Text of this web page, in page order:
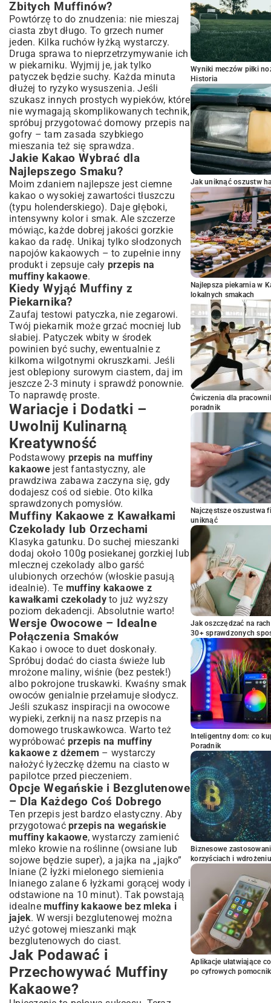
Zbitych Muffinów?
Powtórzę to do znudzenia: nie mieszaj
ciasta zbyt długo. To grzech numer
jeden. Kilka ruchów łyżką wystarczy.
Druga sprawa to nieprzetrzymywanie ich
w piekarniku. Wyjmij je, jak tylko
patyczek będzie suchy. Każda minuta
dłużej to ryzyko wysuszenia. Jeśli
szukasz innych prostych wypieków, które
nie wymagają skomplikowanych technik,
spróbuj przygotować domowy przepis na
gofry – tam zasada szybkiego
mieszania też się sprawdza.
Jakie Kakao Wybrać dla
Najlepszego Smaku?
Moim zdaniem najlepsze jest ciemne
kakao o wysokiej zawartości tłuszczu
(typu holenderskiego). Daje głęboki,
intensywny kolor i smak. Ale szczerze
mówiąc, każde dobrej jakości gorzkie
kakao da radę. Unikaj tylko słodzonych
napojów kakaowych – to zupełnie inny
produkt i zepsuje cały przepis na
muffiny kakaowe.
Kiedy Wyjąć Muffiny z
Piekarnika?
Zaufaj testowi patyczka, nie zegarowi.
Twój piekarnik może grzać mocniej lub
słabiej. Patyczek wbity w środek
powinien być suchy, ewentualnie z
kilkoma wilgotnymi okruszkami. Jeśli
jest oblepiony surowym ciastem, daj im
jeszcze 2-3 minuty i sprawdź ponownie.
To naprawdę proste.
Wariacje i Dodatki –
Uwolnij Kulinarną
Kreatywność
Podstawowy przepis na muffiny
kakaowejest fantastyczny, ale
prawdziwa zabawa zaczyna się, gdy
dodajesz coś od siebie. Oto kilka
sprawdzonych pomysłów.
Muffiny Kakaowe z Kawałkami
Czekolady lub Orzechami
Klasyka gatunku. Do suchej mieszanki
dodaj około 100g posiekanej gorzkiej lub
mlecznej czekolady albo garść
ulubionych orzechów (włoskie pasują
idealnie). Te muffiny kakaowe z
kawałkami czekoladyto już wyższy
poziom dekadencji. Absolutnie warto!
Wersje Owocowe – Idealne
Połączenia Smaków
Kakao i owoce to duet doskonały.
Spróbuj dodać do ciasta świeże lub
mrożone maliny, wiśnie (bez pestek!)
albo pokrojone truskawki. Kwaśny smak
owoców genialnie przełamuje słodycz.
Jeśli szukasz inspiracji na owocowe
wypieki, zerknij na nasz przepis na
domowego truskawkowca. Warto też
wypróbować przepis na muffiny
kakaowe z dżemem – wystarczy
nałożyć łyżeczkę dżemu na ciasto w
papilotce przed pieczeniem.
Opcje Wegańskie i Bezglutenowe
– Dla Każdego Coś Dobrego
Ten przepis jest bardzo elastyczny. Aby
przygotować przepis na wegańskie
muffiny kakaowe, wystarczy zamienić
mleko krowie na roślinne (owsiane lub
sojowe będzie super), a jajka na „jajko”
lniane (2 łyżki mielonego siemienia
lnianego zalane 6 łyżkami gorącej wody i
odstawione na 10 minut). Tak powstają
idealne muffiny kakaowe bez mleka i
jajek. W wersji bezglutenowej można
użyć gotowej mieszanki mąk
bezglutenowych do ciast.
Jak Podawać i
Przechowywać Muffiny
Kakaowe?
Wyniki meczów piłki
Historia
Jak uniknąć oszustw
Najlepsza piekarnia w
lokalnych smakach
Ćwiczenia dla
poradnik
Najczęstsze oszustwa
uniknąć
Jak oszczędzać na
30+ sprawdzonych
Inteligentny dom: co
Poradnik
Biznesowe
korzyściach i wdrożeniu
Aplikacje ułatwiające
po cyfrowych